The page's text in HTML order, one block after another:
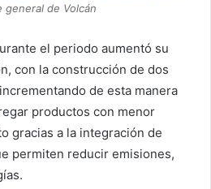
general de Volcán
el periodo aumentó su
con la construcción de dos
de esta manera
productos con menor
gracias a la integración de
permiten reducir emisiones,